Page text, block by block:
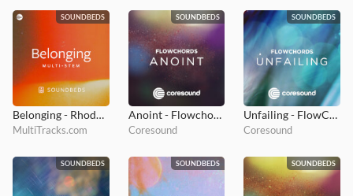
SOUNDBEDS
Belonging - Rhodes Soundbed
MultiTracks.com
SOUNDBEDS
Anoint - Flowchords
Coresound
SOUNDBEDS
Unfailing - FlowChords
Coresound
SOUNDBEDS SOUNDBEDS SOUNDBEDS